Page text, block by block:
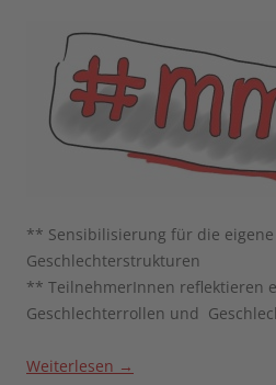
** Sensibilisierung für die
Geschlechterstrukturen
** TeilnehmerInnen reflektieren
Geschlechterrollen und
Weiterlesen →